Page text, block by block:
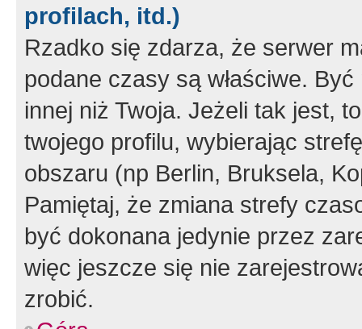
profilach, itd.)
Rzadko się zdarza, że serwer
podane czasy są właściwe.
innej niż Twoja. Jeżeli tak jest,
twojego profilu, wybierając
obszaru (np Berlin, Bruksela,
Pamiętaj, że zmiana strefy
być dokonana jedynie przez
więc jeszcze się nie
zrobić.